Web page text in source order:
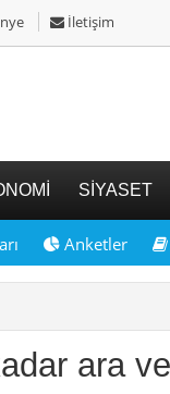
İletişim
SİYASET
Anketler
ara